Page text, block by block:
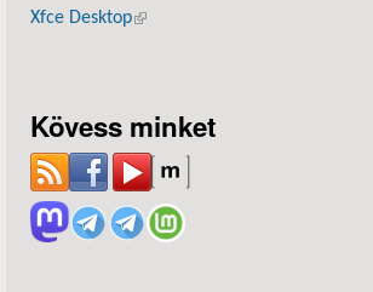
Xfce Desktop(külső hivatkozás)
Kövess minket